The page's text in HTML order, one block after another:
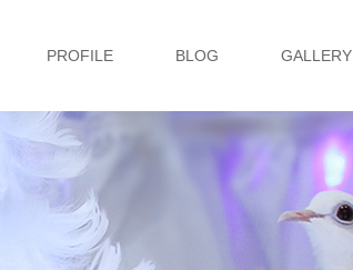
PROFILE BLOG GALLERY